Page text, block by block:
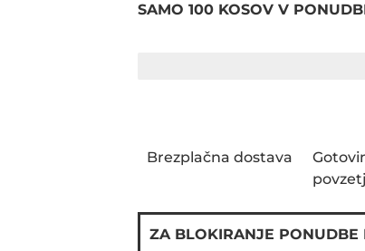
SAMO 100 KOSOV V
Brezplačna dostava
ZA BLOKIRANJE PONUDBE